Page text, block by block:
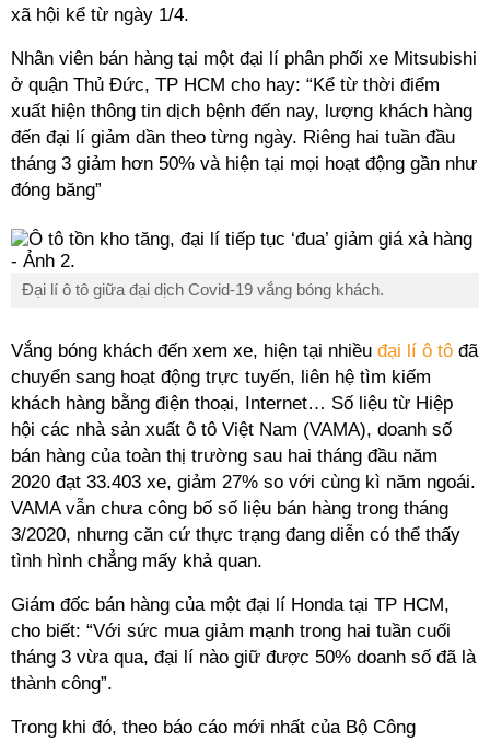
xã hội kể từ ngày 1/4.
Nhân viên bán hàng tại một đại lí phân phối xe Mitsubishi
ở quận Thủ Đức, TP HCM cho hay: “Kể từ thời điểm
xuất hiện thông tin dịch bệnh đến nay, lượng khách hàng
đến đại lí giảm dần theo từng ngày. Riêng hai tuần đầu
tháng 3 giảm hơn 50% và hiện tại mọi hoạt động gần như
đóng băng”
Đại lí ô tô giữa đại dịch Covid-19 vắng bóng khách.
Vắng bóng khách đến xem xe, hiện tại nhiều đại lí ô tô đã
chuyển sang hoạt động trực tuyến, liên hệ tìm kiếm
khách hàng bằng điện thoại, Internet… Số liệu từ Hiệp
hội các nhà sản xuất ô tô Việt Nam (VAMA), doanh số
bán hàng của toàn thị trường sau hai tháng đầu năm
2020 đạt 33.403 xe, giảm 27% so với cùng kì năm ngoái.
VAMA vẫn chưa công bố số liệu bán hàng trong tháng
3/2020, nhưng căn cứ thực trạng đang diễn có thể thấy
tình hình chẳng mấy khả quan.
Giám đốc bán hàng của một đại lí Honda tại TP HCM,
cho biết: “Với sức mua giảm mạnh trong hai tuần cuối
tháng 3 vừa qua, đại lí nào giữ được 50% doanh số đã là
thành công”.
Trong khi đó, theo báo cáo mới nhất của Bộ Công